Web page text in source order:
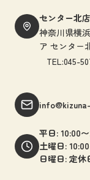
センター北店
神奈川県横
ア センター
TEL:045-
平日: 10:00
土曜日:
日曜日: 定休